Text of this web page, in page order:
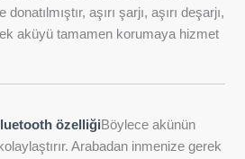
aşırı şarjı, aşırı deşarjı,
aküyü tamamen korumaya hizmet
özelliğiBöylece akünün
Arabadan inmenize gerek